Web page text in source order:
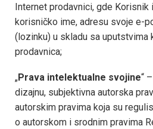
Internet prodavnici, gde
korisničko ime, adresu svoje e-
(lozinku) u skladu sa uputstvima
prodavnica;
„Prava intelektualne svojine“
dizajnu, subjektivna autorska
autorskim pravima koja su
o autorskom i srodnim pravima